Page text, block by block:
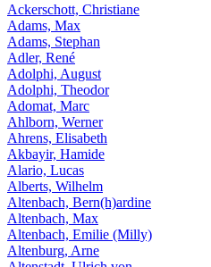
Ackerschott, Christiane
Adams, Max
Adams, Stephan
Adler, René
Adolphi, August
Adolphi, Theodor
Adomat, Marc
Ahlborn, Werner
Ahrens, Elisabeth
Akbayir, Hamide
Alario, Lucas
Alberts, Wilhelm
Altenbach, Bern(h)ardine
Altenbach, Max
Altenbach, Emilie (Milly)
Altenburg, Arne